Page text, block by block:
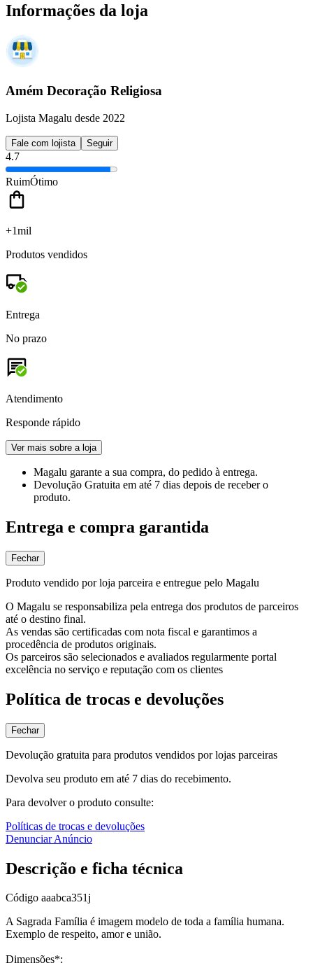
Informações da loja
Amém Decoração Religiosa
Lojista Magalu desde 2022
Fale com lojista Seguir
4.7
RuimÓtimo
+1mil
Produtos vendidos
Entrega
No prazo
Atendimento
Responde rápido
Ver mais sobre a loja
Magalu garante a sua compra, do pedido à entrega.
Devolução Gratuita em até 7 dias depois de receber o
produto.
Entrega e compra garantida
Fechar
Produto vendido por loja parceira e entregue pelo Magalu
O Magalu se responsabiliza pela entrega dos produtos de parceiros
até o destino final.
As vendas são certificadas com nota fiscal e garantimos a
procedência de produtos originais.
Os parceiros são selecionados e avaliados regularmente portal
excelência no serviço e reputação com os clientes
Política de trocas e devoluções
Fechar
Devolução gratuita para produtos vendidos por lojas parceiras
Devolva seu produto em até 7 dias do recebimento.
Para devolver o produto consulte:
Políticas de trocas e devoluções
Denunciar Anúncio
Descrição e ficha técnica
Código aaabca351j
A Sagrada Família é imagem modelo de toda a família humana.
Exemplo de respeito, amor e união.
Dimensões*: